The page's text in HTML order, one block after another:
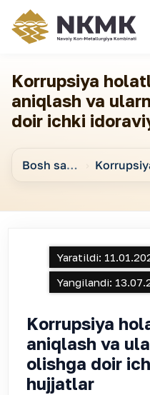
Korrupsiya
aniqlash va
doir ichki
Bosh sahifa Korrupsiya holatlarini barvaqt
Yaratildi:
Yangilandi:
Korrupsiya
aniqlash va
olishga doir
hujjatlar